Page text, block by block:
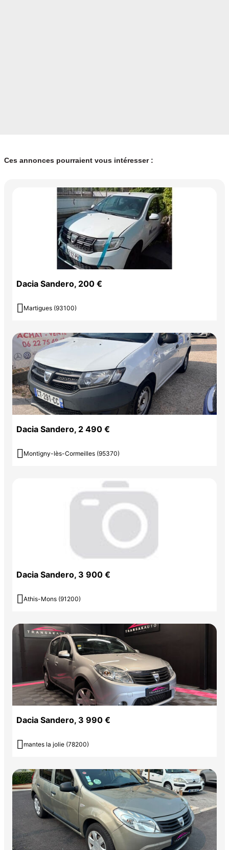
Ces annonces pourraient vous intéresser :
Dacia Sandero, 200 €
 Martigues (93100)
Dacia Sandero, 2 490 €
 Montigny-lès-Cormeilles (95370)
Dacia Sandero, 3 900 €
 Athis-Mons (91200)
Dacia Sandero, 3 990 €
 mantes la jolie (78200)